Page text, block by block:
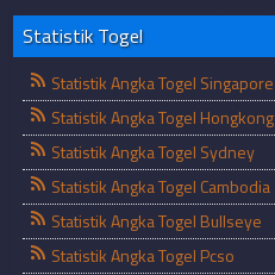
Statistik Togel
Statistik Angka Togel Singapore
Statistik Angka Togel Hongkong
Statistik Angka Togel Sydney
Statistik Angka Togel Cambodia
Statistik Angka Togel Bullseye
Statistik Angka Togel Pcso